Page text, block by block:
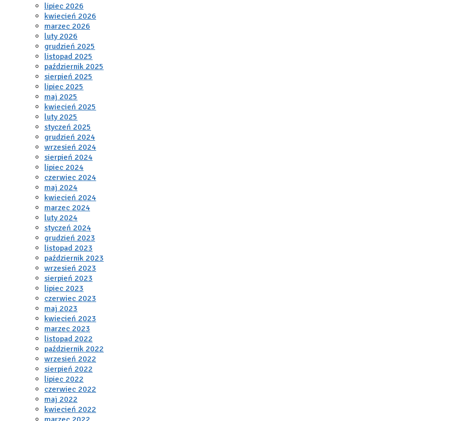
lipiec 2026
kwiecień 2026
marzec 2026
luty 2026
grudzień 2025
listopad 2025
październik 2025
sierpień 2025
lipiec 2025
maj 2025
kwiecień 2025
luty 2025
styczeń 2025
grudzień 2024
wrzesień 2024
sierpień 2024
lipiec 2024
czerwiec 2024
maj 2024
kwiecień 2024
marzec 2024
luty 2024
styczeń 2024
grudzień 2023
listopad 2023
październik 2023
wrzesień 2023
sierpień 2023
lipiec 2023
czerwiec 2023
maj 2023
kwiecień 2023
marzec 2023
listopad 2022
październik 2022
wrzesień 2022
sierpień 2022
lipiec 2022
czerwiec 2022
maj 2022
kwiecień 2022